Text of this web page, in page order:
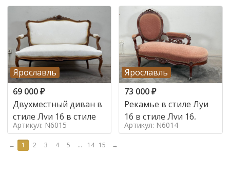
Ярославль
69 000₽
Двухместный диван в
стиле Луи 16 в стиле
Артикул: N6015
Ярославль
73 000₽
Рекамье в стиле Луи
16 в стиле Луи 16,
Артикул: N6014
← 1 2 3 4 5 ... 14 15 →